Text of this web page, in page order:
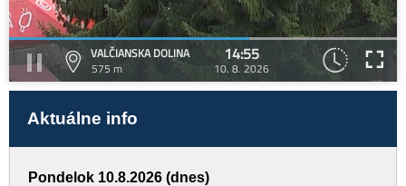
VALČIANSKA DOLINA
575 m
14:55
10. 8. 2026
Aktuálne info
Pondelok 10.8.2026 (dnes)